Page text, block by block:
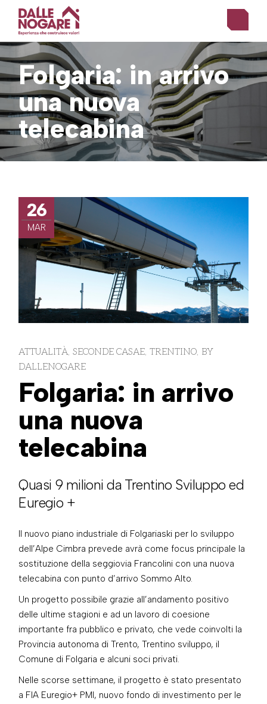
content
Folgaria: in arrivo
una nuova
telecabina
26
MAR
ATTUALITÀ SECONDE CASAE TRENTINO BY
DALLENOGARE
Folgaria: in arrivo
una nuova
telecabina
Quasi 9 milioni da Trentino Sviluppo ed
Euregio +
Il nuovo piano industriale di Folgariaski per lo sviluppo
dell’Alpe Cimbra prevede avrà come focus principale la
sostituzione della seggiovia Francolini con una nuova
telecabina con punto d’arrivo Sommo Alto.
Un progetto possibile grazie all’andamento positivo
delle ultime stagioni e ad un lavoro di coesione
importante fra pubblico e privato, che vede coinvolti la
Provincia autonoma di Trento, Trentino sviluppo, il
Comune di Folgaria e alcuni soci privati.
Nelle scorse settimane, il progetto è stato presentato
a FIA Euregio+ PMI, nuovo fondo di investimento per le